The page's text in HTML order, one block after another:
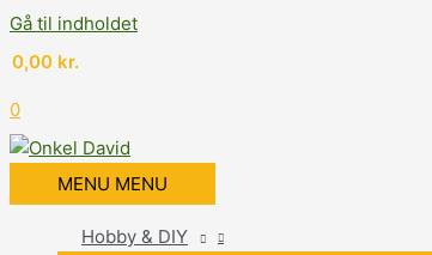
Gå til indholdet
0,00 kr.
0
MENU MENU
Hobby & DIY